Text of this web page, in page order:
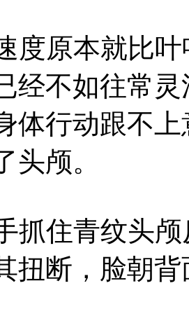
度原本就比叶
经不如往常
体行动跟不
头颅。
住青纹头颅
扭断，脸朝